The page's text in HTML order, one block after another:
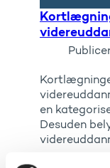
en
Desuden